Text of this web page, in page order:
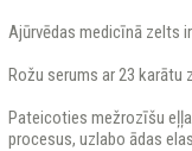
Ajūrvēdas medicīnā zelts
Rožu serums ar 23
Pateicoties mežrozīšu
procesus, uzlabo ādas